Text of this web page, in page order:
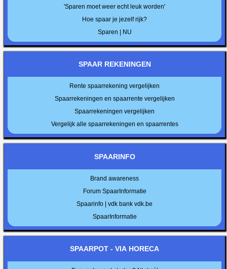
'Sparen moet weer echt leuk worden'
Hoe spaar je jezelf rijk?
Sparen | NU
SPAAR REKENINGEN
Rente spaarrekening vergelijken
Spaarrekeningen en spaarrente vergelijken
Spaarrekeningen vergelijken
Vergelijk alle spaarrekeningen en spaarrentes
SPAARINFO
Brand awareness
Forum SpaarInformatie
Spaarinfo | vdk bank vdk.be
SpaarInformatie
SPAARPOT - VIA HORECA